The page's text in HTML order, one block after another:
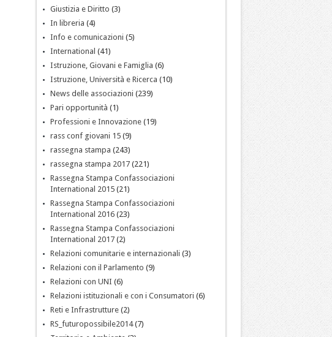
Giustizia e Diritto (3)
In libreria (4)
Info e comunicazioni (5)
International (41)
Istruzione, Giovani e Famiglia (6)
Istruzione, Università e Ricerca (10)
News delle associazioni (239)
Pari opportunità (1)
Professioni e Innovazione(19)
rass conf giovani 15(9)
rassegna stampa (243)
rassegna stampa 2017(221)
Rassegna Stampa Confassociazioni
International 2015(21)
Rassegna Stampa Confassociazioni
International 2016(23)
Rassegna Stampa Confassociazioni
International 2017(2)
Relazioni comunitarie e internazionali (3)
Relazioni con il Parlamento (9)
Relazioni con UNI (6)
Relazioni istituzionali e con i Consumatori (6)
Reti e Infrastrutture(2)
RS_futuropossibile2014(7)